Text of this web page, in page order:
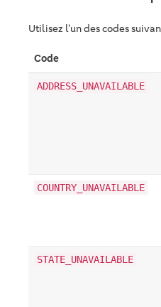
Utilisez l’un des codes
Code
ADDRESS_UNAVAILABLE
COUNTRY_UNAVAILABLE
STATE_UNAVAILABLE